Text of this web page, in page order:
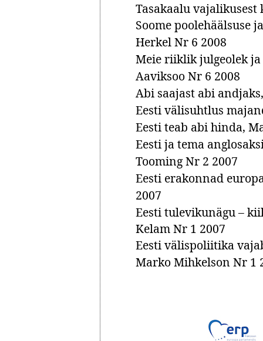
Tasakaalu
Soome poolehäälsuse
Herkel Nr 6 2008
Meie riiklik julgeolek ja
Aaviksoo Nr 6 2008
Abi saajast abi
Eesti välisuhtlus
Eesti teab abi hinda,
Eesti ja tema
Tooming Nr 2 2007
Eesti erakonnad
2007
Eesti tulevikunägu –
Kelam Nr 1 2007
Eesti välispoliitika
Marko Mihkelson Nr 1